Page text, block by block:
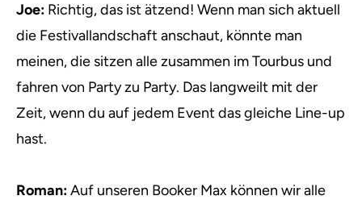
Joe: Richtig, das ist ätzend! Wenn man sich aktuell
die Festivallandschaft anschaut, könnte man
meinen, die sitzen alle zusammen im Tourbus und
fahren von Party zu Party. Das langweilt mit der
Zeit, wenn du auf jedem Event das gleiche Line-up
hast.
Roman:Auf unseren Booker Max können wir alle